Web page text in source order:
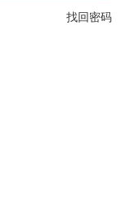
找回密码